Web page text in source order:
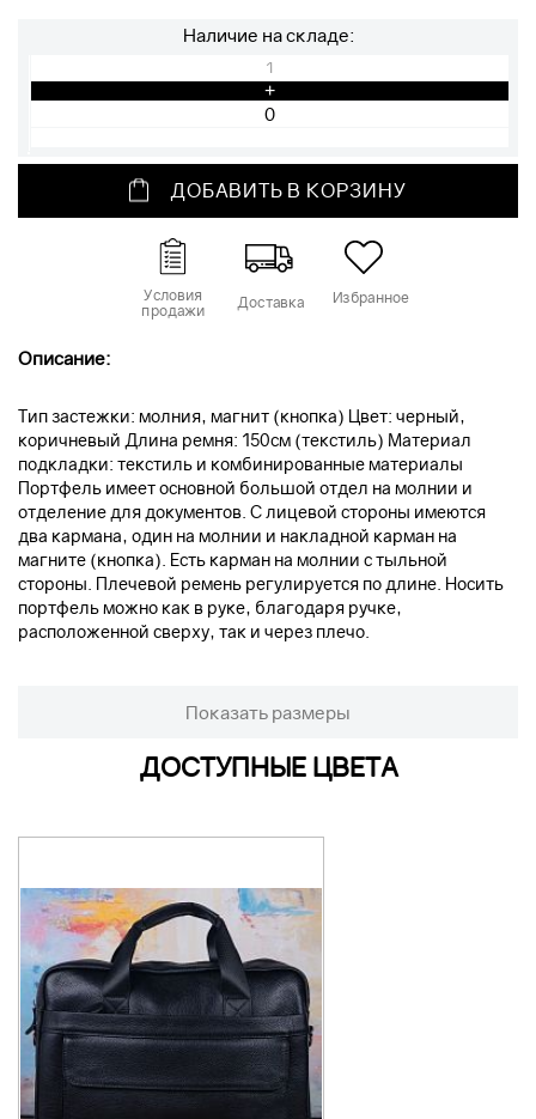
Наличие на складе:
1
+
ДОБАВИТЬ В КОРЗИНУ
Условия
продажи Доставка Избранное
Описание:
Тип застежки: молния, магнит (кнопка) Цвет: черный,
коричневый Длина ремня: 150см (текстиль) Материал
подкладки: текстиль и комбинированные материалы
Портфель имеет основной большой отдел на молнии и
отделение для документов. С лицевой стороны имеются
два кармана, один на молнии и накладной карман на
магните (кнопка). Есть карман на молнии с тыльной
стороны. Плечевой ремень регулируется по длине. Носить
портфель можно как в руке, благодаря ручке,
расположенной сверху, так и через плечо.
Показать размеры
ДОСТУПНЫЕ ЦВЕТА